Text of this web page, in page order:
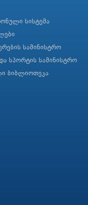
სისტემა
სამინისტრო
სპორტის სამინისტრო
ბიბლიოთეკა